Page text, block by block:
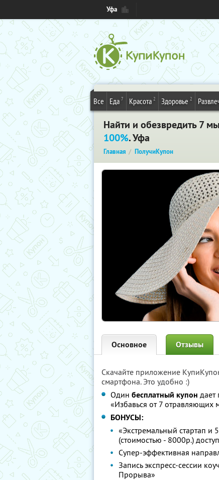
Уфа
Все Еда 7 Красота 2 Здоровье 2
Найти и обезвредить 7
100%. Уфа
Главная ПолучиКупон
Основное Отзывы
Скачайте приложение
смартфона. Это удобно :)
Один бесплатный купон дает
«Избавься от 7 отравляющих
БОНУСЫ:
«Экстремальный стартап и
(стоимостью - 8000р.)
Супер-эффективная
Запись экспресс-сессии
Прорыва»